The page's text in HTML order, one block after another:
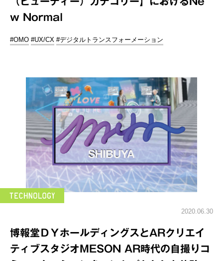
w Normal
#OMO #UX/CX #デジタルトランスフォーメーション
2020.06.30
博報堂ＤＹホールディングスとARクリエイ
ティブスタジオMESON AR時代の自撮りコ